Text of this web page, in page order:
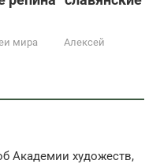
мира
Алексей
Академии художеств,